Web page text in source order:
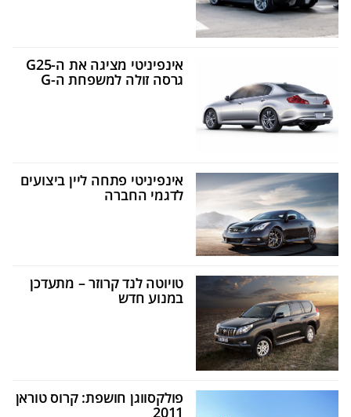
אינפיניטי מציגה את ה-G25
גרסה זולה למשפחת ה-G
אינפיניטי פתחה ליין ביצועים
לדגמי החברה
טויוטה לנד קרוזר – מתעדכן
במנוע חדש
פולקסווגן חושפת: קרוס טוראן
2011